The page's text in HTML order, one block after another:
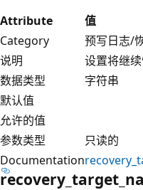
Attribute
值
Category
预写日志/
说明
设置将继续
数据类型
字符串
默认值
允许的值
参数类型
只读的
Documentation